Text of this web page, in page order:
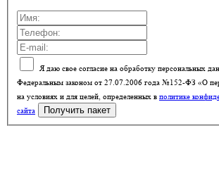
Я даю свое согласие на обработку персональных
Федеральным законом от 27.07.2006 года №152-ФЗ «О
на условиях и для целей, определенных в политике
сайта